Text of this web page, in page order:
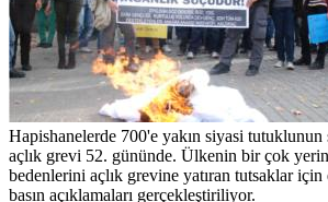
Hapishanelerde 700'e yakın siyasi tutuklunun
açlık grevi 52. gününde. Ülkenin bir çok
bedenlerini açlık grevine yatıran tutsaklar için
basın açıklamaları gerçekleştiriliyor.